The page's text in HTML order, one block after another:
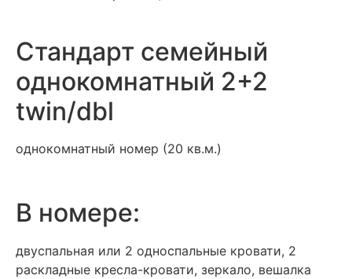
Стандарт семейный
однокомнатный 2+2
twin/dbl
однокомнатный номер (20 кв.м.)
В номере:
двуспальная или 2 односпальные кровати, 2
раскладные кресла-кровати, зеркало, вешалка